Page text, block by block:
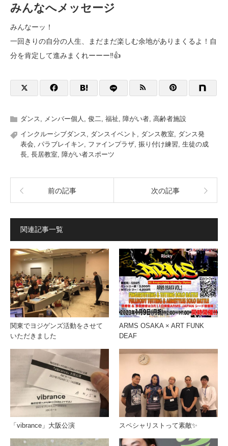
みんなへメッセージ
みんなーッ！
一回きりの自分の人生、まだまだ楽しむ余地がありまくるよ！自
分を肯定して進みまくれーーー‼️👍
ダンス メンバー個人 俊二 福祉 障がい者 高齢者施設
インクルーシブダンス
ダンスイベント ダンス教室
ダンス発
表会 パラブレイキン ファインプラザ 振り付け練習 生徒の成
長 長居教室 障がい者スポーツ
前の記事 次の記事
関連記事一覧
関東でヨジゲンズ活動をさせて
いただきました
ARMS OSAKA × ART FUNK
DEAF
「vibrance」大阪公演 スペシャリストって素敵✨